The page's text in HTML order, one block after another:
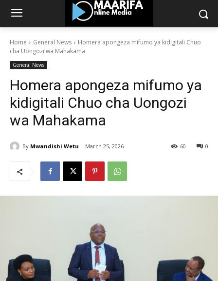
Home General News
Homera apongeza mifumo ya kidigitali Chuo
cha Uongozi wa Mahakama
General News
Homera apongeza mifumo ya
kidigitali Chuo cha Uongozi
wa Mahakama
By Mwandishi Wetu March 25, 2026 0
60